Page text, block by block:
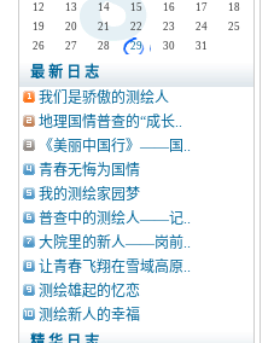
12
13 14 15 16 17
18
19
20 21 22 23 24
25
26
27 28 29 30 31
最 新 日 志
我们是骄傲的测绘人
地理国情普查的“成长..
《美丽中国行》——国..
青春无悔为国情
我的测绘家园梦
普查中的测绘人——记..
大院里的新人——岗前..
让青春飞翔在雪域高原..
测绘雄起的忆恋
测绘新人的幸福